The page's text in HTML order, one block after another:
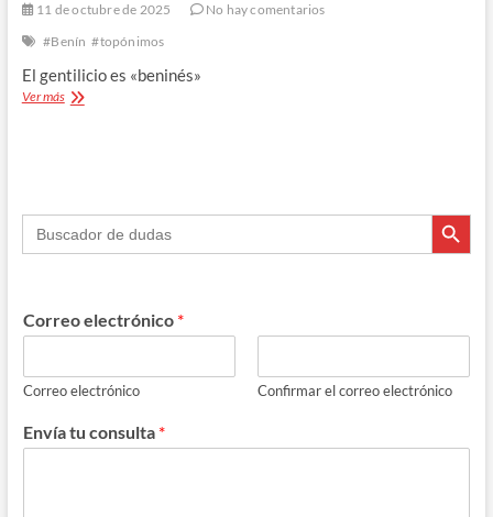
11 de octubre de 2025
No hay comentarios
#Benín #topónimos
El gentilicio es «beninés»
Ver más«Benín»
Buscar: Botón de
Correo electrónico *
Correo electrónico Confirmar el correo electrónico
Envía tu consulta *